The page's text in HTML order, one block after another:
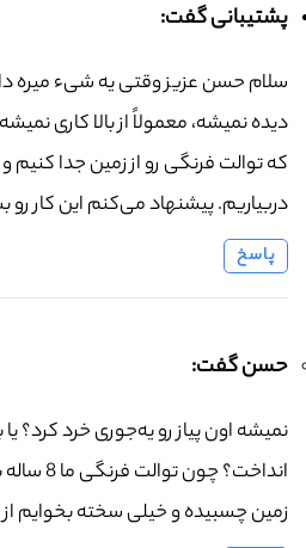
پشتیبانی گفت:
سلام حسن عزیز وقتی یه شیء میره
دیده نمیشه، معمولاً از بالا کاری
که توالت فرنگی رو از زمین جدا کنیم
دربیاریم. پیشنهاد می‌کنم این کار
پاسخ
حسن گفت:
نمیشه اون پیاز رو یه‌جوری خرد کرد؟ یا
انداخت؟
زمین چسبیده و خیلی سخته بخوایم